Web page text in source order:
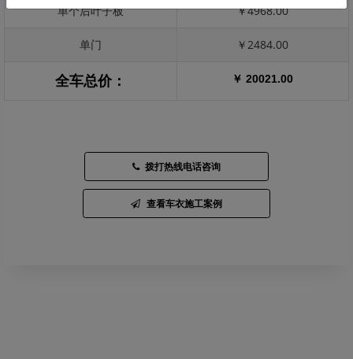
单个后叶子板 ￥4968.00
单门 ￥2484.00
全车总价： ￥ 20021.00
拨打热线电话咨询
查看车衣施工案例